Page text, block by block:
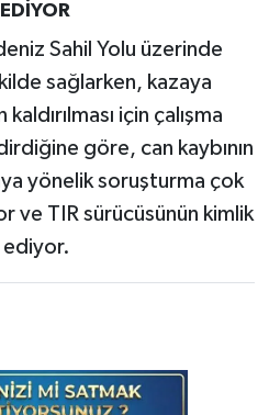
Sahil Yolu üzerinde
sağlarken, kazaya
için çalışma
göre, can kaybının
yönelik soruşturma çok
ve TIR sürücüsünün kimlik